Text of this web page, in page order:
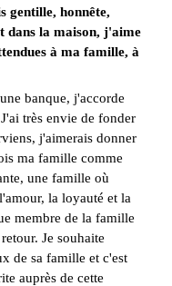
gentille, honnête,
dans la maison, j'aime
à ma famille, à
banque, j'accorde
très envie de fonder
j'aimerais donner
ma famille comme
une famille où
la loyauté et la
membre de la famille
Je souhaite
de sa famille et c'est
auprès de cette